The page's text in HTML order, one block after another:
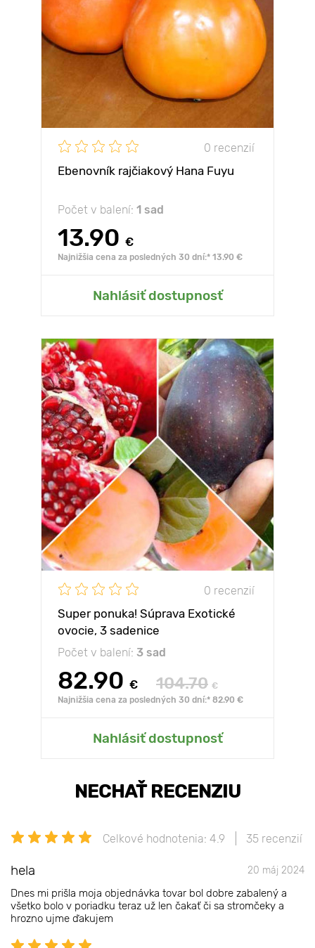
0 recenzií
Ebenovník rajčiakový Hana Fuyu
Počet v balení: 1 sad
13.90 €
Najnižšia cena za posledných 30 dní:* 13.90 €
Nahlásiť dostupnosť
0 recenzií
Super ponuka! Súprava Exotické
ovocie, 3 sadenice
Počet v balení: 3 sad
82.90 € 104.70 €
Najnižšia cena za posledných 30 dní:* 82.90 €
Nahlásiť dostupnosť
NECHAŤ RECENZIU
Celkové hodnotenia: 4.9 35 recenzií
hela 20 máj 2024
Dnes mi prišla moja objednávka tovar bol dobre zabalený a
všetko bolo v poriadku teraz už len čakať či sa stromčeky a
hrozno ujme ďakujem